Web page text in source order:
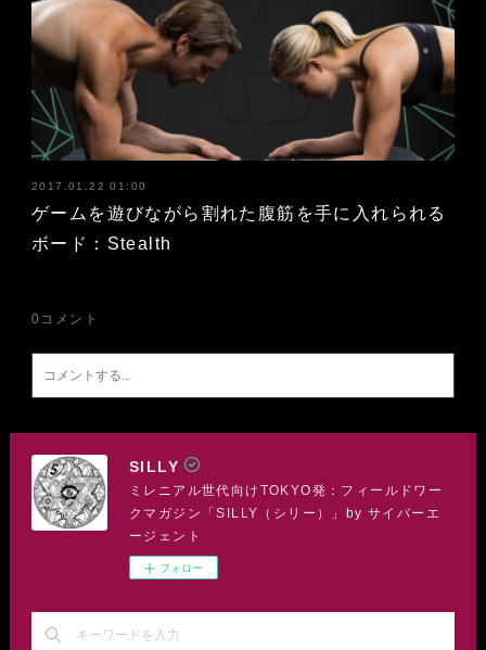
2017.01.22 01:00
ゲームを遊びながら割れた腹筋を手に入れられる
ボード：Stealth
0 コメント
SILLY
ミレニアル世代向けTOKYO発：フィールドワー
クマガジン「SILLY（シリー）」by サイバーエ
ージェント
フォロー